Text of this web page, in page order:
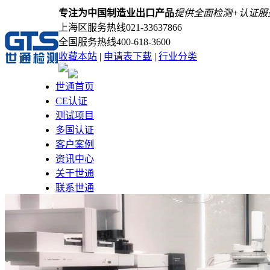
专注为中国制造业出口产品提供全面检测+认证服
上海区服务热线021-33637866
全国服务热线400-618-3600
收藏本站 | 申请表下载 | 行业分类
世通首页
CE认证
测试项目
多国认证
客户案例
资讯中心
关于世通
联系世通